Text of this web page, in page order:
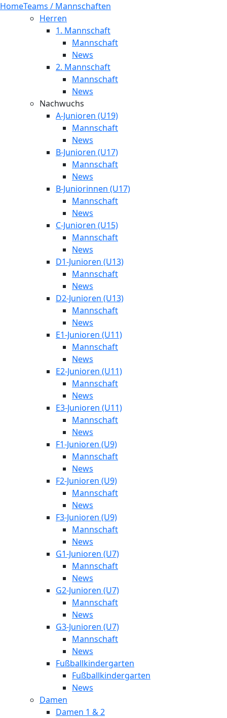
HomeTeams / Mannschaften
Herren
1. Mannschaft
Mannschaft
News
2. Mannschaft
Mannschaft
News
Nachwuchs
A-Junioren (U19)
Mannschaft
News
B-Junioren (U17)
Mannschaft
News
B-Juniorinnen (U17)
Mannschaft
News
C-Junioren (U15)
Mannschaft
News
D1-Junioren (U13)
Mannschaft
News
D2-Junioren (U13)
Mannschaft
News
E1-Junioren (U11)
Mannschaft
News
E2-Junioren (U11)
Mannschaft
News
E3-Junioren (U11)
Mannschaft
News
F1-Junioren (U9)
Mannschaft
News
F2-Junioren (U9)
Mannschaft
News
F3-Junioren (U9)
Mannschaft
News
G1-Junioren (U7)
Mannschaft
News
G2-Junioren (U7)
Mannschaft
News
G3-Junioren (U7)
Mannschaft
News
Fußballkindergarten
Fußballkindergarten
News
Damen
Damen 1 & 2